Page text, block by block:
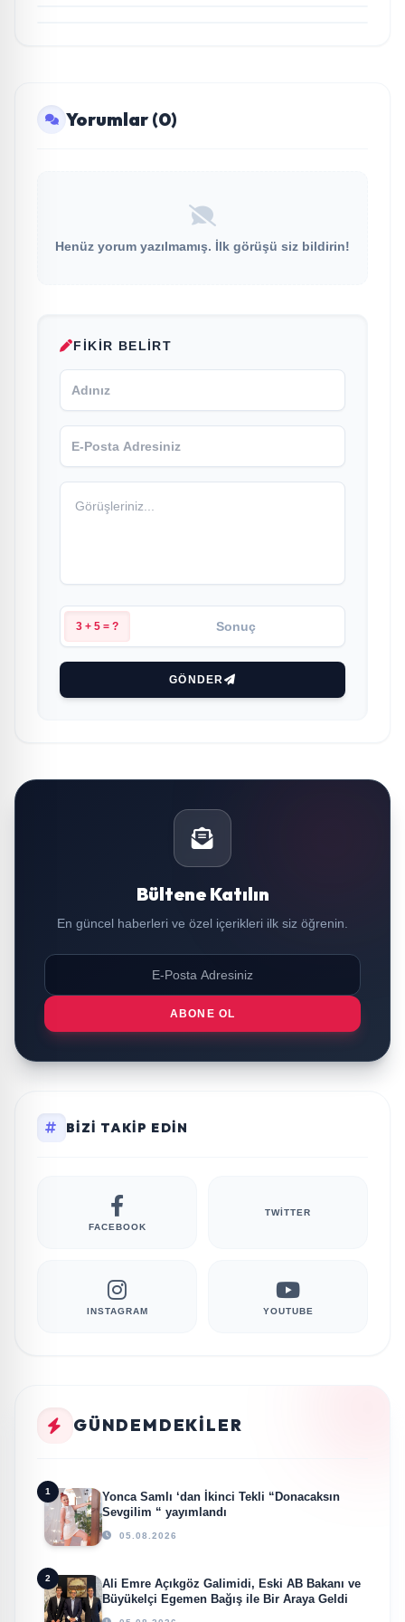
Yorumlar (0)
Henüz yorum yazılmamış. İlk görüşü siz bildirin!
FIKIR BELIRT
3 + 5 = ?
GÖNDER
Bültene Katılın
En güncel haberleri ve özel içerikleri ilk siz öğrenin.
ABONE OL
BIZI TAKIP EDIN
FACEBOOK
TWITTER
INSTAGRAM YOUTUBE
GÜNDEMDEKILER
1
Yonca Samlı ‘dan İkinci Tekli “Donacaksın
Sevgilim “ yayımlandı
05.08.2026
2
Ali Emre Açıkgöz Galimidi, Eski AB Bakanı ve
Büyükelçi Egemen Bağış ile Bir Araya Geldi